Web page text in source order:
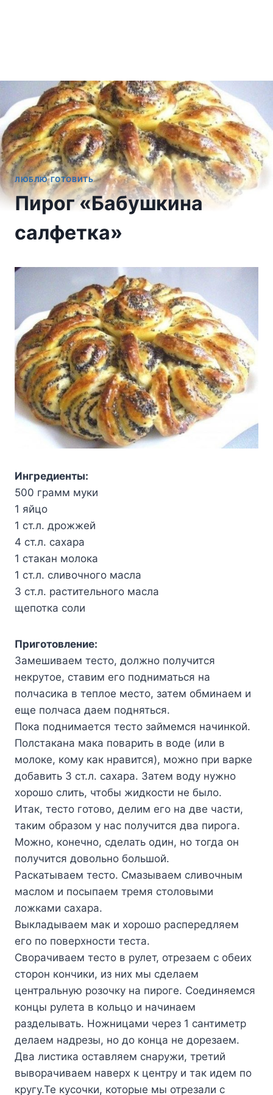
ЛЮБЛЮ ГОТОВИТЬ
Пирог «Бабушкина
салфетка»
Ингредиенты:
500 грамм муки
1 яйцо
1 ст.л. дрожжей
4 ст.л. сахара
1 стакан молока
1 ст.л. сливочного масла
3 ст.л. растительного масла
щепотка соли
Приготовление:
Замешиваем тесто, должно получится
некрутое, ставим его подниматься на
полчасика в теплое место, затем обминаем и
еще полчаса даем подняться.
Пока поднимается тесто займемся начинкой.
Полстакана мака поварить в воде (или в
молоке, кому как нравится), можно при варке
добавить 3 ст.л. сахара. Затем воду нужно
хорошо слить, чтобы жидкости не было.
Итак, тесто готово, делим его на две части,
таким образом у нас получится два пирога.
Можно, конечно, сделать один, но тогда он
получится довольно большой.
Раскатываем тесто. Смазываем сливочным
маслом и посыпаем тремя столовыми
ложками сахара.
Выкладываем мак и хорошо распередляем
его по поверхности теста.
Сворачиваем тесто в рулет, отрезаем с обеих
сторон кончики, из них мы сделаем
центральную розочку на пироге. Соединяемся
концы рулета в кольцо и начинаем
разделывать. Ножницами через 1 сантиметр
делаем надрезы, но до конца не дорезаем.
Два листика оставляем снаружи, третий
выворачиваем наверх к центру и так идем по
кругу.Те кусочки, которые мы отрезали с